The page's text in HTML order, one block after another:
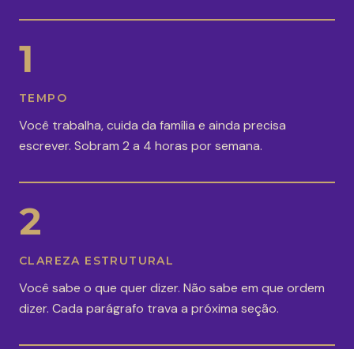
1
TEMPO
Você trabalha, cuida da família e ainda precisa
escrever. Sobram 2 a 4 horas por semana.
2
CLAREZA ESTRUTURAL
Você sabe o que quer dizer. Não sabe em que ordem
dizer. Cada parágrafo trava a próxima seção.